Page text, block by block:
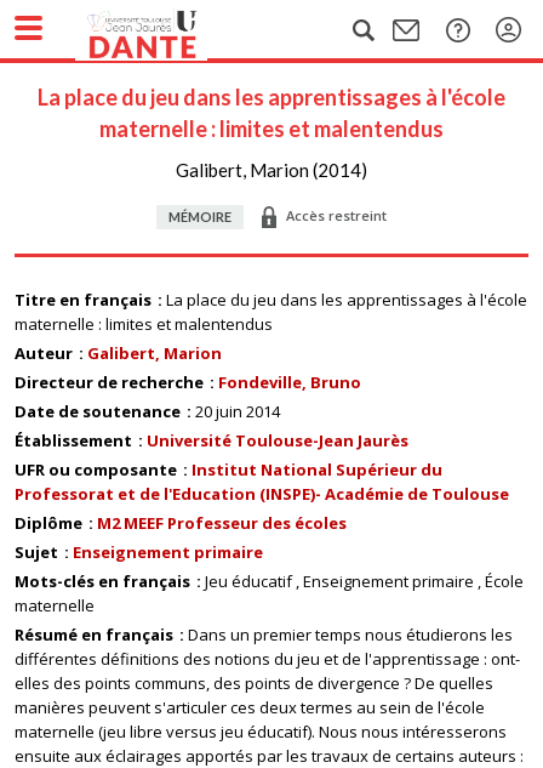
La place du jeu dans les apprentissages à l'école
maternelle : limites et malentendus
Galibert, Marion (2014)
MÉMOIRE Accès restreint
Titre en français
La place du jeu dans les apprentissages à l'école
maternelle : limites et malentendus
Auteur
Galibert, Marion
Directeur de recherche
Fondeville, Bruno
Date de soutenance
20 juin 2014
Établissement
Université Toulouse-Jean Jaurès
UFR ou composante
Institut National Supérieur du
Professorat et de l'Education (INSPE)- Académie de Toulouse
Diplôme
M2 MEEF Professeur des écoles
Sujet
Enseignement primaire
Mots-clés en français
Jeu éducatif Enseignement primaire École
maternelle
Résumé en français
Dans un premier temps nous étudierons les
différentes définitions des notions du jeu et de l'apprentissage : ont-
elles des points communs, des points de divergence ? De quelles
manières peuvent s'articuler ces deux termes au sein de l'école
maternelle (jeu libre versus jeu éducatif). Nous nous intéresserons
ensuite aux éclairages apportés par les travaux de certains auteurs :